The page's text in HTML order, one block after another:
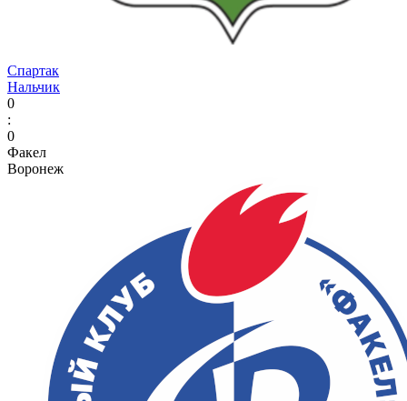
Спартак
Нальчик
0
:
0
Факел
Воронеж